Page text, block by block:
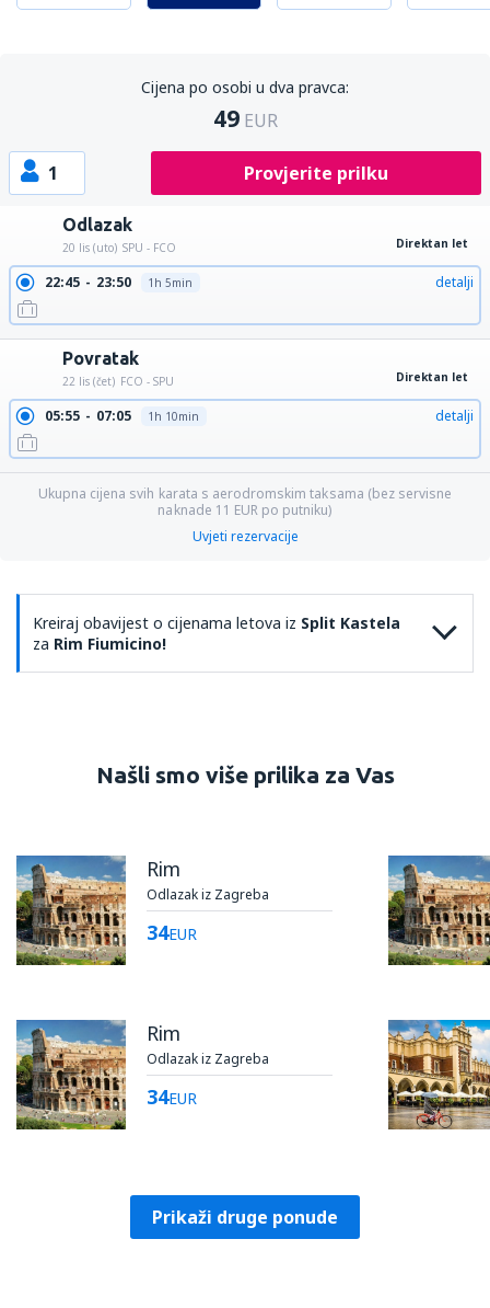
Cijena po osobi u dva pravca:
49 EUR
1 Provjerite prilku
Odlazak
20 lis (uto) SPU - FCO Direktan let
22:45 23:50 1h 5min detalji
Povratak
22 lis (čet) FCO - SPU Direktan let
05:55 07:05 1h 10min detalji
Ukupna cijena svih karata s aerodromskim taksama (bez servisne
naknade 11 EUR po putniku)
Uvjeti rezervacije
Kreiraj obavijest o cijenama letova iz Split Kastela
za Rim Fiumicino!
Našli smo više prilika za Vas
Rim
Odlazak iz Zagreba
34EUR
Rim
Odlazak iz Zagreba
34EUR
Prikaži druge ponude